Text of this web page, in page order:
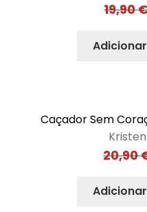
19,90
Caçador Sem
20,90